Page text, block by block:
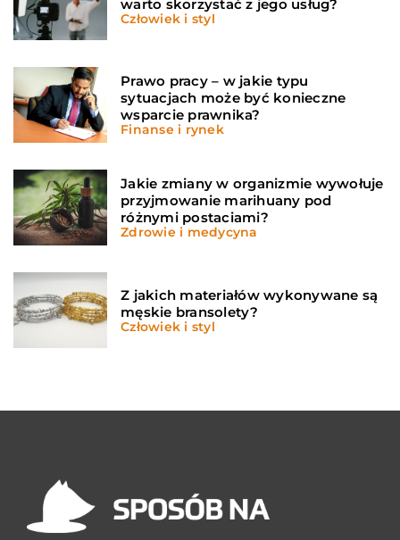
warto skorzystać z jego usług?
Człowiek i styl
Prawo pracy – w jakie typu
sytuacjach może być konieczne
wsparcie prawnika?
Finanse i rynek
Jakie zmiany w organizmie wywołuje
przyjmowanie marihuany pod
różnymi postaciami?
Zdrowie i medycyna
Z jakich materiałów wykonywane są
męskie bransolety?
Człowiek i styl